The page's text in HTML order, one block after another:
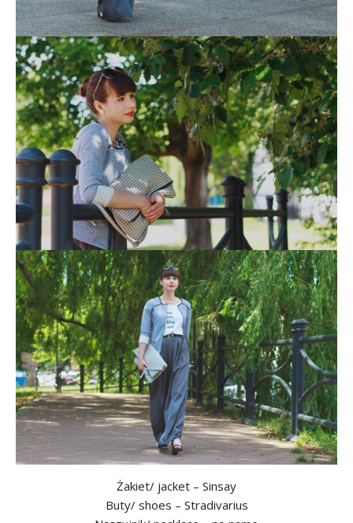
Żakiet/ jacket – Sinsay
Buty/ shoes – Stradivarius